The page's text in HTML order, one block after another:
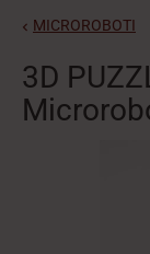
MICROROBOTI
3D